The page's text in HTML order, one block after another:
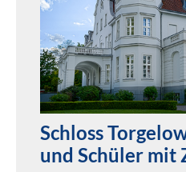
Schloss
und Schüler mit